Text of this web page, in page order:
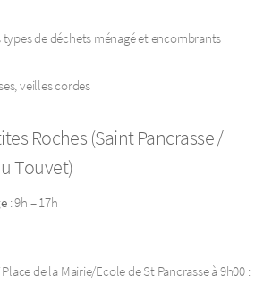
de déchets ménagé et encombrants
veilles cordes
Roches (Saint Pancrasse /
Touvet)
: 9h – 17h
Place de la Mairie/Ecole de St Pancrasse à 9h00 :